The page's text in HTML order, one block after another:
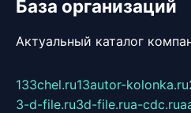
База организаций
Актуальный каталог
133chel.ru13autor-kolonka.ru
3-d-file.ru3d-file.rua-cdc.ru